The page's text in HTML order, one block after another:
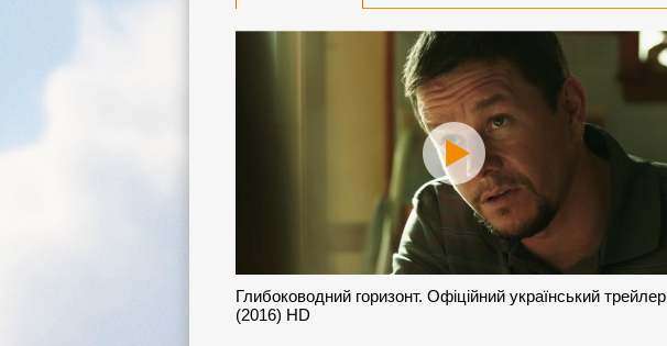
Глибоководний горизонт. Офіційний український трейлер
(2016) HD